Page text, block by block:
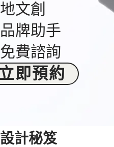
文創
牌助手
費諮詢
即預約
計秘笈